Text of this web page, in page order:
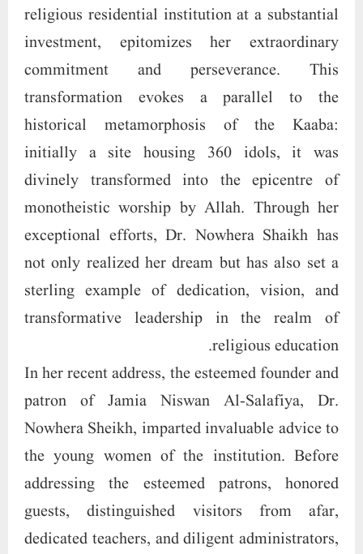
religious residential institution at a substantial
investment, epitomizes her extraordinary
commitment and perseverance. This
transformation evokes a parallel to the
historical metamorphosis of the Kaaba:
initially a site housing 360 idols, it was
divinely transformed into the epicentre of
monotheistic worship by Allah. Through her
exceptional efforts, Dr. Nowhera Shaikh has
not only realized her dream but has also set a
sterling example of dedication, vision, and
transformative leadership in the realm of
religious education.
In her recent address, the esteemed founder and
patron of Jamia Niswan Al-Salafiya, Dr.
Nowhera Sheikh, imparted invaluable advice to
the young women of the institution. Before
addressing the esteemed patrons, honored
guests, distinguished visitors from afar,
dedicated teachers, and diligent administrators,